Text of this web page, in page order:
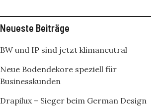
Neueste Beiträge
BW und IP sind jetzt klimaneutral
Neue Bodendekore speziell für
Businesskunden
Drapilux – Sieger beim German Design